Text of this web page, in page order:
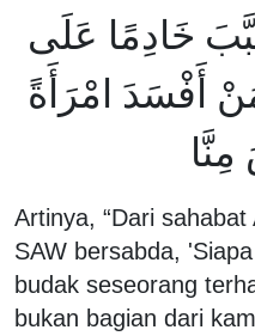
خَادِمًا عَلَى
أَفْسَدَ امْرَأَةً
Artinya, “Dari
SAW bersabda,
budak seseorang
bukan bagian dari